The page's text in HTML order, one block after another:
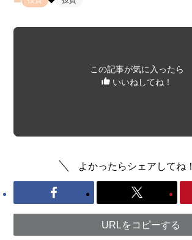
この記事が気に入ったら
いいねしてね！
よかったらシェアしてね！
URLをコピーする